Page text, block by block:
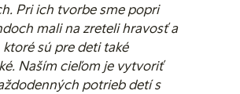
Pri ich tvorbe sme popri
mali na zreteli hravosť a
sú pre deti také
Naším cieľom je vytvoriť
potrieb detí s